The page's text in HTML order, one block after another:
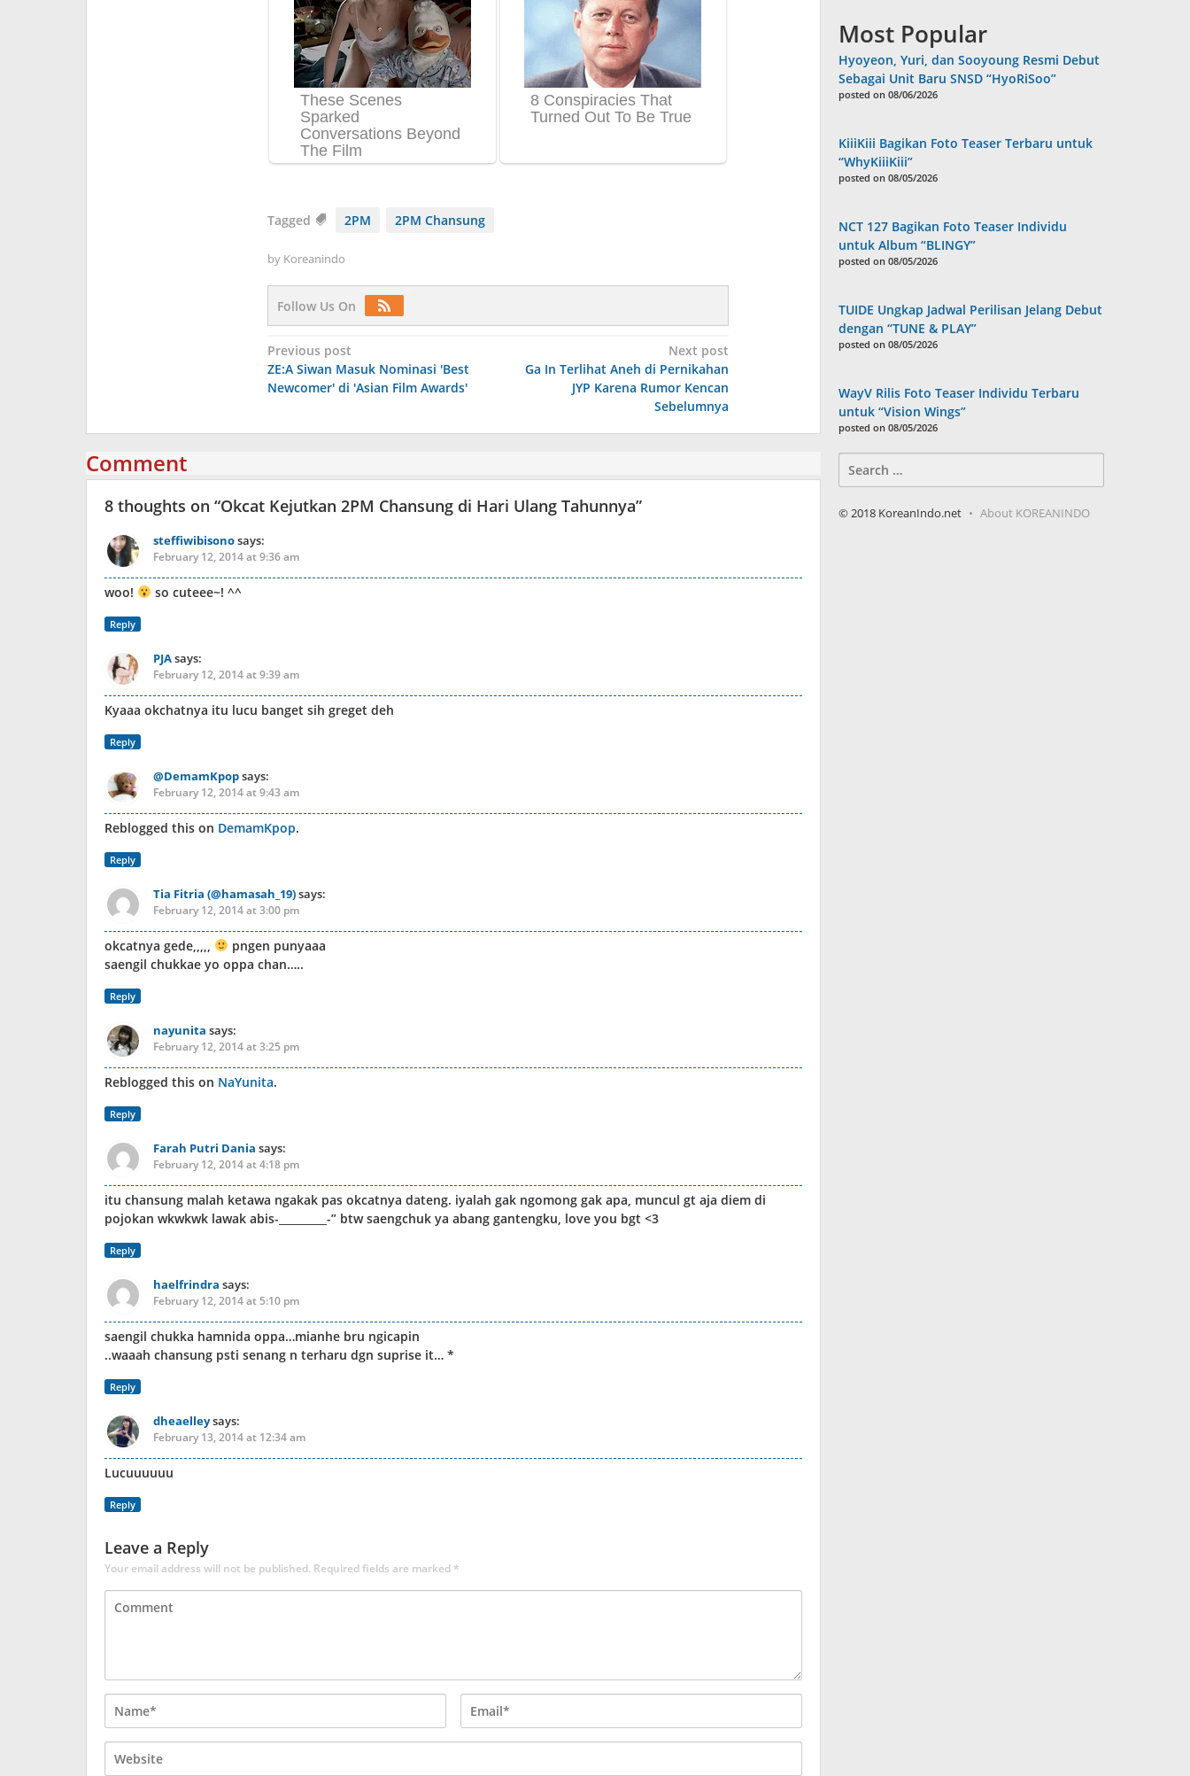
Tagged 2PM 2PM Chansung
by Koreanindo
Follow Us On
Post
navigation
Previous post
ZE:A Siwan Masuk Nominasi 'Best
Newcomer' di 'Asian Film Awards'
Next post
Ga In Terlihat Aneh di Pernikahan
JYP Karena Rumor Kencan
Sebelumnya
Comment
8 thoughts on “Okcat Kejutkan 2PM Chansung di Hari Ulang Tahunnya”
steffiwibisonosays:
February 12, 2014 at 9:36 am
woo! so cuteee~! ^^
Reply
PJAsays:
February 12, 2014 at 9:39 am
Kyaaa okchatnya itu lucu banget sih greget deh
Reply
@DemamKpopsays:
February 12, 2014 at 9:43 am
Reblogged this on DemamKpop.
Reply
Tia Fitria (@hamasah_19)says:
February 12, 2014 at 3:00 pm
okcatnya gede,,,,,
pngen punyaaa
saengil chukkae yo oppa chan…..
Reply
nayunita says:
February 12, 2014 at 3:25 pm
Reblogged this on NaYunita.
Reply
Farah Putri Dania says:
February 12, 2014 at 4:18 pm
itu chansung malah ketawa ngakak pas okcatnya dateng. iyalah gak ngomong gak apa, muncul gt aja diem di
pojokan wkwkwk lawak abis-_________-” btw saengchuk ya abang gantengku, love you bgt <3
Reply
haelfrindra says:
February 12, 2014 at 5:10 pm
saengil chukka hamnida oppa…mianhe bru ngicapin
..waaah chansung psti senang n terharu dgn suprise it… *
Reply
dheaelleysays:
February 13, 2014 at 12:34 am
Lucuuuuuu
Reply
Leave a Reply
Your email address will not be published. Required fields are marked*
Most Popular
Hyoyeon, Yuri, dan Sooyoung Resmi Debut
Sebagai Unit Baru SNSD “HyoRiSoo”
posted on 08/06/2026
KiiiKiii Bagikan Foto Teaser Terbaru untuk
“WhyKiiiKiii”
posted on 08/05/2026
NCT 127 Bagikan Foto Teaser Individu
untuk Album “BLINGY”
posted on 08/05/2026
TUIDE Ungkap Jadwal Perilisan Jelang Debut
dengan “TUNE & PLAY”
posted on 08/05/2026
WayV Rilis Foto Teaser Individu Terbaru
untuk “Vision Wings”
posted on 08/05/2026
for:
© 2018 KoreanIndo.net About KOREANINDO